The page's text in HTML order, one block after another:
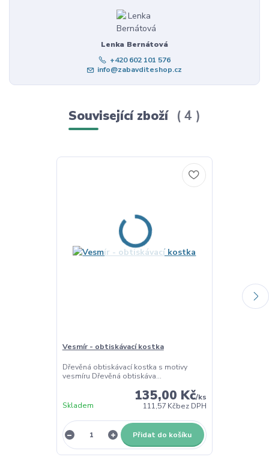
Lenka Bernátová
+420 602 101 576
info@zabavditeshop.cz
Související zboží 4
Vesmír - obtiskávací kostka
Dřevěná obtiskávací kostka s motivy
vesmíru Dřevěná obtiskáva...
135,00 Kč/ks
111,57 Kčbez DPH
Skladem
Přidat do košíku